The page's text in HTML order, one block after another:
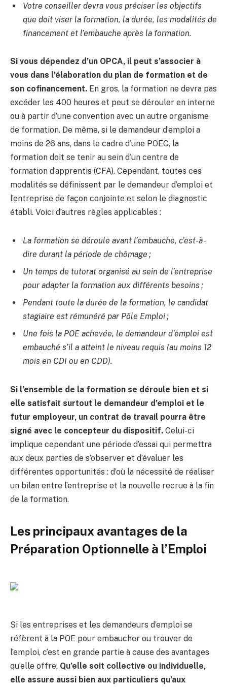
Votre conseiller devra vous préciser les objectifs
que doit viser la formation, la durée, les modalités de
financement et l’embauche après la formation.
Si vous dépendez d’un OPCA, il peut s’associer à
vous dans l’élaboration du plan de formation et de
son cofinancement. En gros, la formation ne devra pas
excéder les 400 heures et peut se dérouler en interne
ou à partir d’une convention avec un autre organisme
de formation. De même, si le demandeur d’emploi a
moins de 26 ans, dans le cadre d’une POEC, la
formation doit se tenir au sein d’un centre de
formation d’apprentis (CFA). Cependant, toutes ces
modalités se définissent par le demandeur d’emploi et
l’entreprise de façon conjointe et selon le diagnostic
établi. Voici d’autres règles applicables :
La formation se déroule avant l’embauche, c’est-à-
dire durant la période de chômage ;
Un temps de tutorat organisé au sein de l’entreprise
pour adapter la formation aux différents besoins ;
Pendant toute la durée de la formation, le candidat
stagiaire est rémunéré par Pôle Emploi ;
Une fois la POE achevée, le demandeur d’emploi est
embauché s’il a atteint le niveau requis (au moins 12
mois en CDI ou en CDD).
Si l’ensemble de la formation se déroule bien et si
elle satisfait surtout le demandeur d’emploi et le
futur employeur, un contrat de travail pourra être
signé avec le concepteur du dispositif. Celui-ci
implique cependant une période d’essai qui permettra
aux deux parties de s’observer et d’évaluer les
différentes opportunités : d’où la nécessité de réaliser
un bilan entre l’entreprise et la nouvelle recrue à la fin
de la formation.
Les principaux avantages de la
Préparation Optionnelle à l’Emploi
Si les entreprises et les demandeurs d’emploi se
réfèrent à la POE pour embaucher ou trouver de
l’emploi, c’est en grande partie à cause des avantages
qu’elle offre. Qu’elle soit collective ou individuelle,
elle assure aussi bien aux particuliers qu’aux